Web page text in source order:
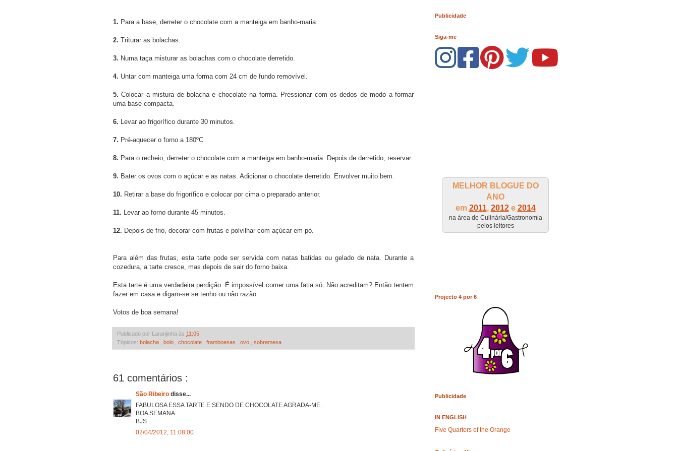
1. Para a base, derreter o chocolate com a manteiga em banho-maria.
2. Triturar as bolachas.
3. Numa taça misturar as bolachas com o chocolate derretido.
4. Untar com manteiga uma forma com 24 cm de fundo removível.
5. Colocar a mistura de bolacha e chocolate na forma. Pressionar com os dedos de modo a formar
uma base compacta.
6. Levar ao frigorífico durante 30 minutos.
7. Pré-aquecer o forno a 180ºC
8. Para o recheio, derreter o chocolate com a manteiga em banho-maria. Depois de derretido, reservar.
9. Bater os ovos com o açúcar e as natas. Adicionar o chocolate derretido. Envolver muito bem.
10. Retirar a base do frigorífico e colocar por cima o preparado anterior.
11. Levar ao forno durante 45 minutos.
12. Depois de frio, decorar com frutas e polvilhar com açúcar em pó.
Para além das frutas, esta tarte pode ser servida com natas batidas ou gelado de nata. Durante a
cozedura, a tarte cresce, mas depois de sair do forno baixa.
Esta tarte é uma verdadeira perdição. É impossível comer uma fatia só. Não acreditam? Então tentem
fazer em casa e digam-se se tenho ou não razão.
Votos de boa semana!
Publicado por Laranjinha às 11:05
Tópicos: bolacha bolo chocolate framboesas ovo sobremesa
61 comentários :
São Ribeiro disse...
FABULOSA ESSA TARTE E SENDO DE CHOCOLATE AGRADA-ME.
BOA SEMANA
BJS
02/04/2012, 11:08:00
Publicidade
Siga-me
MELHOR BLOGUE DO
ANO
em 2011, 2012e 2014
na área de Culinária/Gastronomia
pelos leitores
Projecto 4 por 6
Publicidade
IN ENGLISH
Five Quarters of the Orange